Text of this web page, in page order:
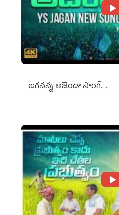
జగనన్న అజెండా సాంగ్….